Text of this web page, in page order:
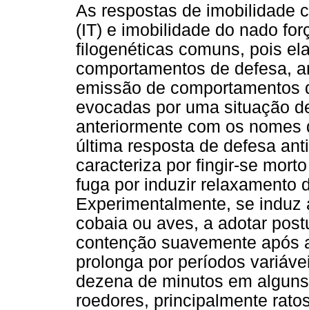
As respostas de imobilidade
(IT) e imobilidade do nado
filogenéticas comuns, pois
comportamentos de defesa,
emissão de comportamentos
evocadas por uma situação
anteriormente com os
última resposta de defesa
caracteriza por fingir-se
fuga por induzir relaxamento
Experimentalmente, se
cobaia ou aves, a adotar
contenção suavemente após
prolonga por períodos
dezena de minutos em
roedores, principalmente